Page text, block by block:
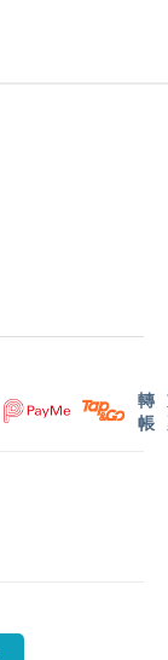
轉
帳